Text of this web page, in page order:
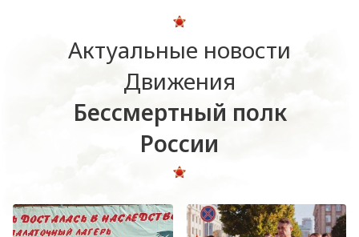
Актуальные новости
Движения
Бессмертный полк
России